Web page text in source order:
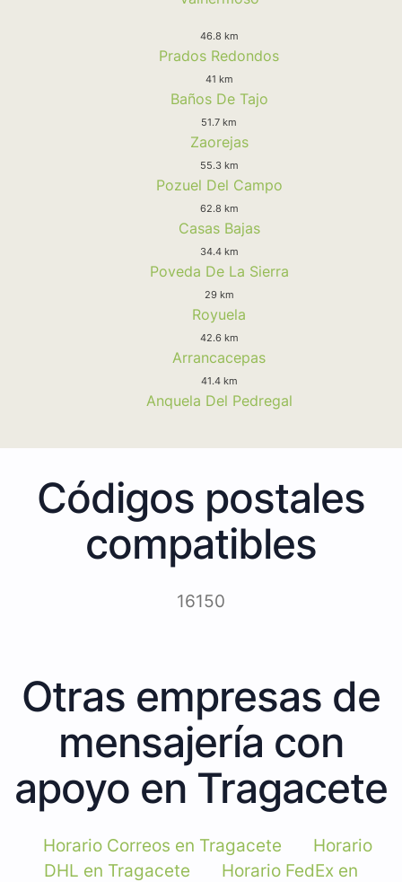
46.8 km
Prados Redondos
41 km
Baños De Tajo
51.7 km
Zaorejas
55.3 km
Pozuel Del Campo
62.8 km
Casas Bajas
34.4 km
Poveda De La Sierra
29 km
Royuela
42.6 km
Arrancacepas
41.4 km
Anquela Del Pedregal
Códigos postales
compatibles
16150
Otras empresas de
mensajería con
apoyo en Tragacete
Horario Correos en Tragacete
Horario
DHL en Tragacete
Horario FedEx en